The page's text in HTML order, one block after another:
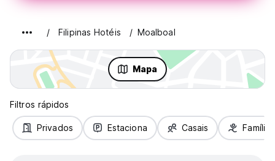
Filipinas Hotéis Moalboal
Mapa
Filtros rápidos
Privados Estaciona Casais Famílias